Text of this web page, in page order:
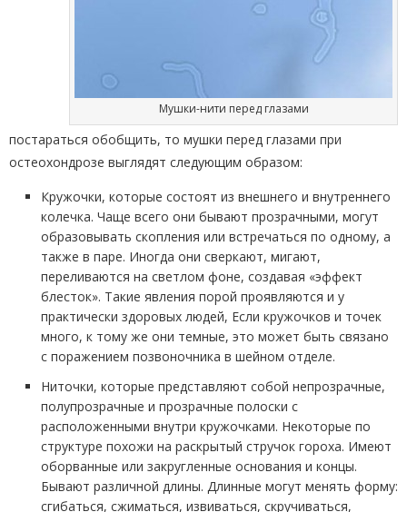
Мушки-нити перед глазами
постараться обобщить, то мушки перед глазами при
остеохондрозе выглядят следующим образом:
Кружочки, которые состоят из внешнего и внутреннего
колечка. Чаще всего они бывают прозрачными, могут
образовывать скопления или встречаться по одному, а
также в паре. Иногда они сверкают, мигают,
переливаются на светлом фоне, создавая «эффект
блесток». Такие явления порой проявляются и у
практически здоровых людей, Если кружочков и точек
много, к тому же они темные, это может быть связано
с поражением позвоночника в шейном отделе.
Ниточки, которые представляют собой непрозрачные,
полупрозрачные и прозрачные полоски с
расположенными внутри кружочками. Некоторые по
структуре похожи на раскрытый стручок гороха. Имеют
оборванные или закругленные основания и концы.
Бывают различной длины. Длинные могут менять форму:
сгибаться, сжиматься, извиваться, скручиваться,